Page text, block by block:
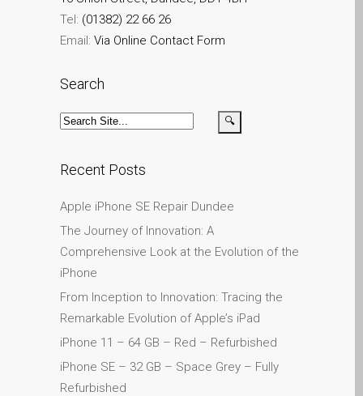
— jauninājumi
Apple MacBook
saplaisājuša ekrāna
Atjaunoti Apple Mac datori
Dandī pilsētā
Baterijas nomaiņa Jūsu
Diehard Apple faniem uz
visiem laikiem!
Fast remonts
Kāpēc Trust Mac Remonts
Tel: (01382) 22 66 26
Email: Via Online Contact Form
Search
Recent Posts
Apple iPhone SE Repair Dundee
The Journey of Innovation: A
Comprehensive Look at the Evolution of the
iPhone
From Inception to Innovation: Tracing the
Remarkable Evolution of Apple’s iPad
iPhone 11 – 64 GB – Red – Refurbished
iPhone SE – 32 GB – Space Grey – Fully
Refurbished